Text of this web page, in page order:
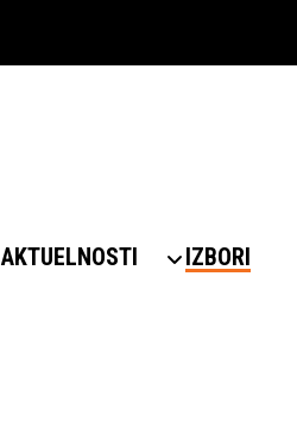
AKTUELNOSTI IZBORI